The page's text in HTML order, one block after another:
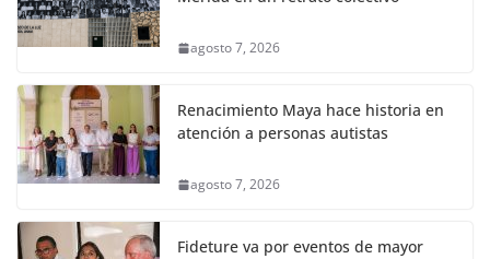
agosto 7, 2026
Renacimiento Maya hace historia en
atención a personas autistas
agosto 7, 2026
Fideture va por eventos de mayor